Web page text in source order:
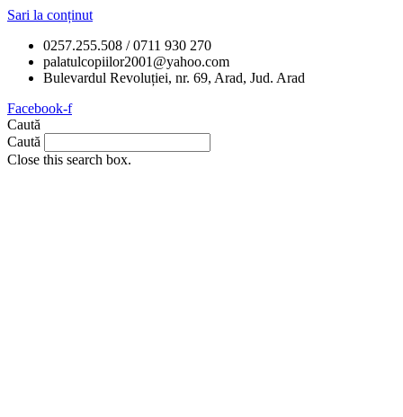
Sari la conținut
0257.255.508 / 0711 930 270
palatulcopiilor2001@yahoo.com
Bulevardul Revoluției, nr. 69, Arad, Jud. Arad
Facebook-f
Caută
Caută
Close this search box.